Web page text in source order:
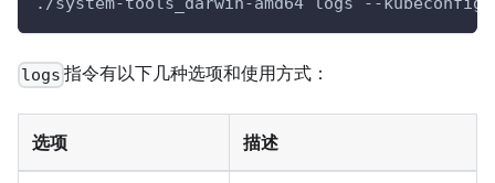
logs 指令有以下几种选项和使用方式：
选项 描述